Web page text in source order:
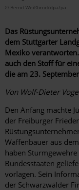
© Bernd Weißbrod/dpa/pa
Das
dem Stuttgarter
Mexiko
auch den Stoff für
die am 23.
Von Wolf-Dieter
Den Anfang machte
der Freiburger
Waffenbauer aus
haben
Bundesstaaten
vorlagen. Sein
der Schwarzwälder